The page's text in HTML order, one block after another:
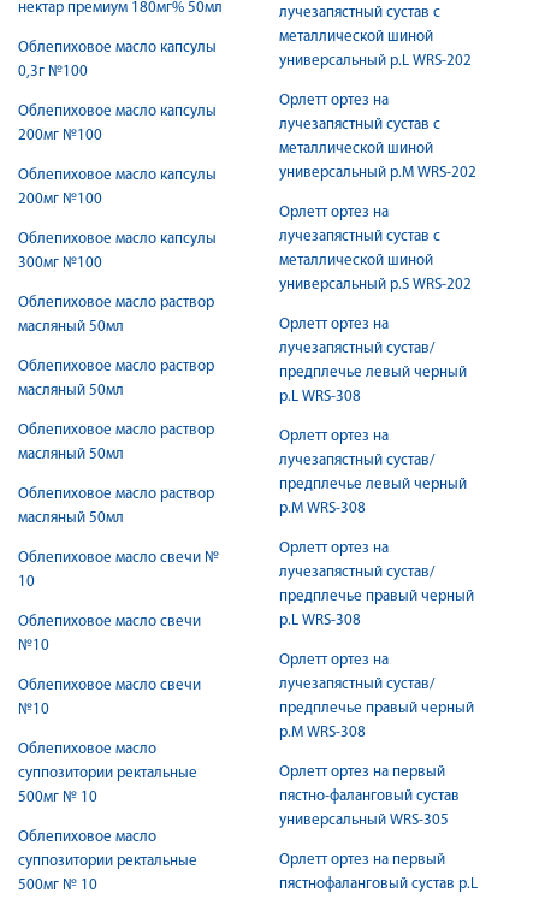
нектар премиум 180мг% 50мл
Облепиховое масло капсулы
0,3г №100
Облепиховое масло капсулы
200мг №100
Облепиховое масло капсулы
200мг №100
Облепиховое масло капсулы
300мг №100
Облепиховое масло раствор
масляный 50мл
Облепиховое масло раствор
масляный 50мл
Облепиховое масло раствор
масляный 50мл
Облепиховое масло раствор
масляный 50мл
Облепиховое масло свечи №
10
Облепиховое масло свечи
№10
Облепиховое масло свечи
№10
Облепиховое масло
суппозитории ректальные
500мг № 10
Облепиховое масло
суппозитории ректальные
500мг № 10
лучезапястный сустав с
металлической шиной
универсальный р.L WRS-202
Орлетт ортез на
лучезапястный сустав с
металлической шиной
универсальный р.M WRS-202
Орлетт ортез на
лучезапястный сустав с
металлической шиной
универсальный р.S WRS-202
Орлетт ортез на
лучезапястный сустав/
предплечье левый черный
р.L WRS-308
Орлетт ортез на
лучезапястный сустав/
предплечье левый черный
р.М WRS-308
Орлетт ортез на
лучезапястный сустав/
предплечье правый черный
р.L WRS-308
Орлетт ортез на
лучезапястный сустав/
предплечье правый черный
р.М WRS-308
Орлетт ортез на первый
пястно-фаланговый сустав
универсальный WRS-305
Орлетт ортез на первый
пястнофаланговый сустав р.L